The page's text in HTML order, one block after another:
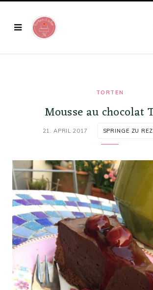
TORTEN
Mousse au chocolat
21. APRIL 2017 SPRINGE ZU